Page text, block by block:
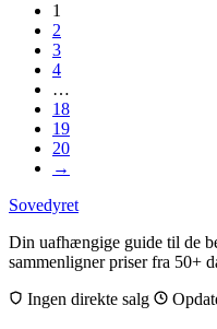
1
2
3
4
…
18
19
20
→
Sovedyret
Din uafhængige guide til de
sammenligner priser fra 50+
Ingen direkte salg